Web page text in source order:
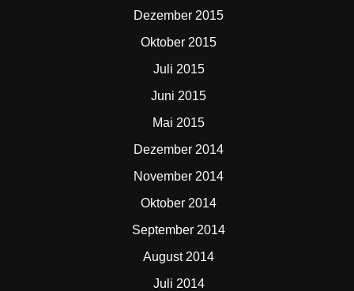
Dezember 2015
Oktober 2015
Juli 2015
Juni 2015
Mai 2015
Dezember 2014
November 2014
Oktober 2014
September 2014
August 2014
Juli 2014